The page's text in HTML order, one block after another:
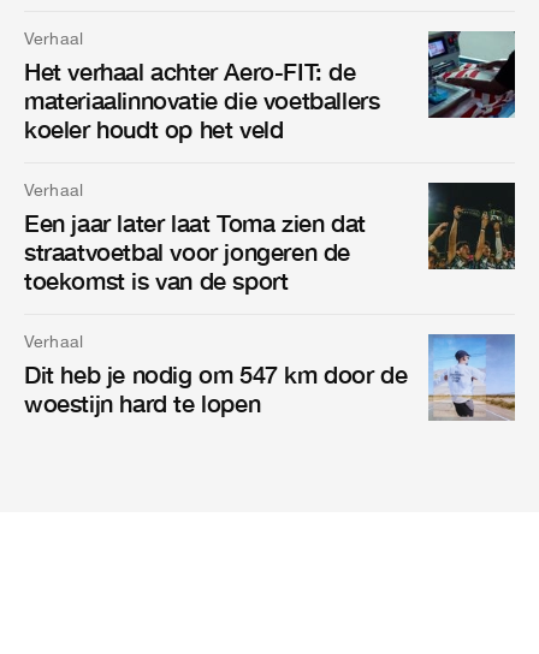
Verhaal
Het verhaal achter Aero-FIT: de
materiaalinnovatie die voetballers
koeler houdt op het veld
Verhaal
Een jaar later laat Toma zien dat
straatvoetbal voor jongeren de
toekomst is van de sport
Verhaal
Dit heb je nodig om 547 km door de
woestijn hard te lopen